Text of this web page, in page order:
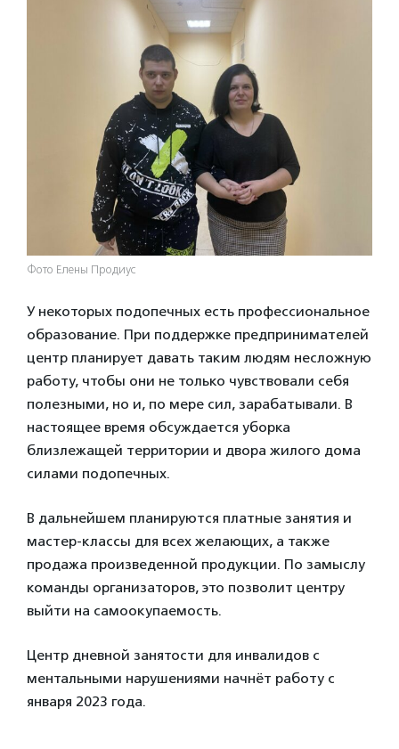
Фото Елены Продиус
У некоторых подопечных есть профессиональное
образование. При поддержке предпринимателей
центр планирует давать таким людям несложную
работу, чтобы они не только чувствовали себя
полезными, но и, по мере сил, зарабатывали. В
настоящее время обсуждается уборка
близлежащей территории и двора жилого дома
силами подопечных.
В дальнейшем планируются платные занятия и
мастер-классы для всех желающих, а также
продажа произведенной продукции. По замыслу
команды организаторов, это позволит центру
выйти на самоокупаемость.
Центр дневной занятости для инвалидов с
ментальными нарушениями начнёт работу с
января 2023 года.